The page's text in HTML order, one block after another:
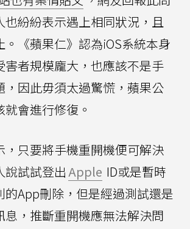
也紛紛表示遇上相同狀況，且
。《蘋果仁》認為iOS系統本身
害者規模龐大，也應該不是手
，因此毋須太過驚慌，蘋果公
會進行修復。
，只要將手機重開機便可解決
說試試登出Apple ID或是暫時
的App刪除，但是經過測試還是
息，推斷重開機應無法解決問